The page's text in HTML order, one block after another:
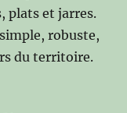
plats et jarres.
robuste,
du territoire.